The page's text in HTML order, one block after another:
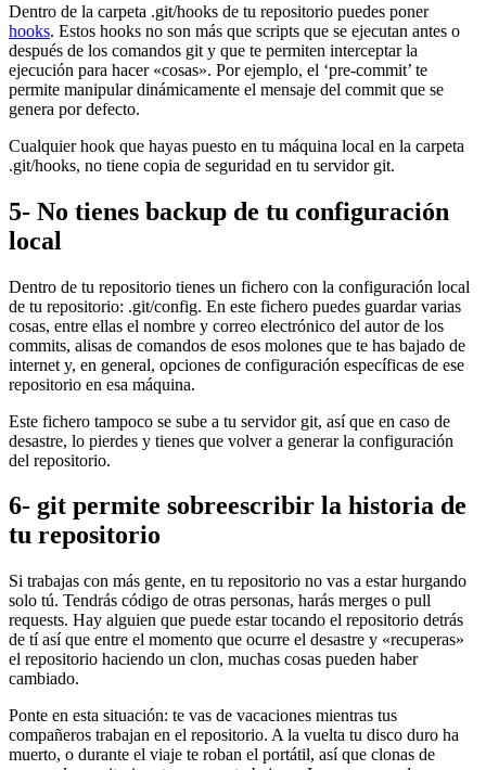
Dentro de la carpeta .git/hooks de tu repositorio puedes poner
hooks. Estos hooks no son más que scripts que se ejecutan antes o
después de los comandos git y que te permiten interceptar la
ejecución para hacer «cosas». Por ejemplo, el ‘pre-commit’ te
permite manipular dinámicamente el mensaje del commit que se
genera por defecto.
Cualquier hook que hayas puesto en tu máquina local en la carpeta
.git/hooks, no tiene copia de seguridad en tu servidor git.
5- No tienes backup de tu configuración
local
Dentro de tu repositorio tienes un fichero con la configuración local
de tu repositorio: .git/config. En este fichero puedes guardar varias
cosas, entre ellas el nombre y correo electrónico del autor de los
commits, alisas de comandos de esos molones que te has bajado de
internet y, en general, opciones de configuración específicas de ese
repositorio en esa máquina.
Este fichero tampoco se sube a tu servidor git, así que en caso de
desastre, lo pierdes y tienes que volver a generar la configuración
del repositorio.
6- git permite sobreescribir la historia de
tu repositorio
Si trabajas con más gente, en tu repositorio no vas a estar hurgando
solo tú. Tendrás código de otras personas, harás merges o pull
requests. Hay alguien que puede estar tocando el repositorio detrás
de tí así que entre el momento que ocurre el desastre y «recuperas»
el repositorio haciendo un clon, muchas cosas pueden haber
cambiado.
Ponte en esta situación: te vas de vacaciones mientras tus
compañeros trabajan en el repositorio. A la vuelta tu disco duro ha
muerto, o durante el viaje te roban el portátil, así que clonas de